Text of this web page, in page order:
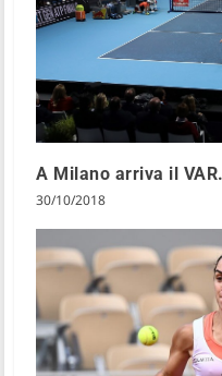
A Milano arriva il
30/10/2018